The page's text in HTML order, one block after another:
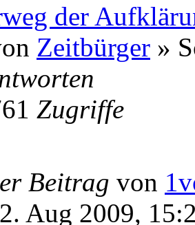
der
Zeitbürger »
Zugriffe
Beitrag von
Aug 2009,